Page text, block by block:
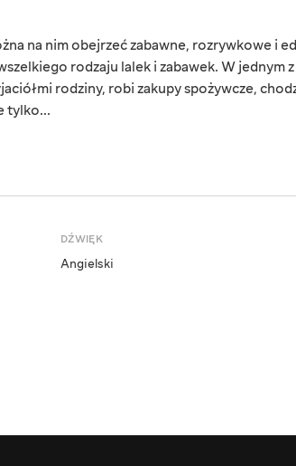
na nim obejrzeć zabawne, rozrywkowe i
rodzaju lalek i zabawek. W jednym
rodziny, robi zakupy spożywcze,
tylko...
DŹWIĘK
Angielski